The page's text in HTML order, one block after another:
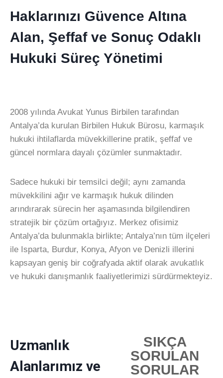
Haklarınızı Güvence Altına
Alan, Şeffaf ve Sonuç Odaklı
Hukuki Süreç Yönetimi
2008 yılında Avukat Yunus Birbilen tarafından
Antalya’da kurulan Birbilen Hukuk Bürosu, karmaşık
hukuki ihtilaflarda müvekkillerine pratik, şeffaf ve
güncel normlara dayalı çözümler sunmaktadır.
Sadece hukuki bir temsilci değil; aynı zamanda
müvekkilini ağır ve karmaşık hukuk dilinden
arındırarak sürecin her aşamasında bilgilendiren
stratejik bir çözüm ortağıyız. Merkez ofisimiz
Antalya’da bulunmakla birlikte; Antalya’nın tüm ilçeleri
ile Isparta, Burdur, Konya, Afyon ve Denizli illerini
kapsayan geniş bir coğrafyada aktif olarak avukatlık
ve hukuki danışmanlık faaliyetlerimizi sürdürmekteyiz.
Uzmanlık
Alanlarımız ve
SIKÇA
SORULAN
SORULAR